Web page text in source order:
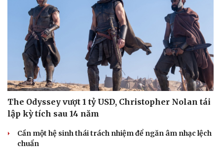
Văn hóa
Sân khấu - Điện ảnh
Văn học
Âm nhạc
Di sản
Giải trí
Nghệ sĩ
Thời trang
Sao Việt
The Odyssey vượt 1 tỷ USD, Christopher Nolan tái
lập kỳ tích sau 14 năm
Cần một hệ sinh thái trách nhiệm để ngăn âm nhạc lệch
chuẩn